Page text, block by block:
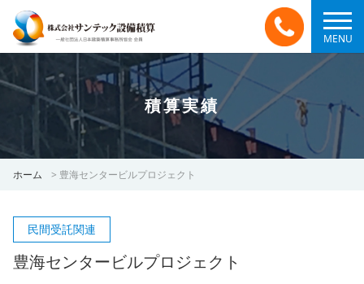
MENU
積算実績
ホーム > 豊海センタービルプロジェクト
民間受託関連
豊海センタービルプロジェクト